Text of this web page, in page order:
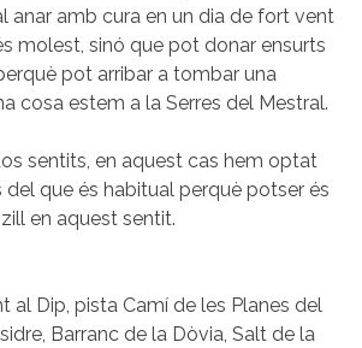
anar amb cura en un dia de fort vent
molest, sinó que pot donar ensurts
pot arribar a tombar una
cosa estem a la Serres del Mestral.
sentits, en aquest cas hem optat
del que és habitual perquè potser és
en aquest sentit.
al Dip, pista Camí de les Planes del
Barranc de la Dòvia, Salt de la